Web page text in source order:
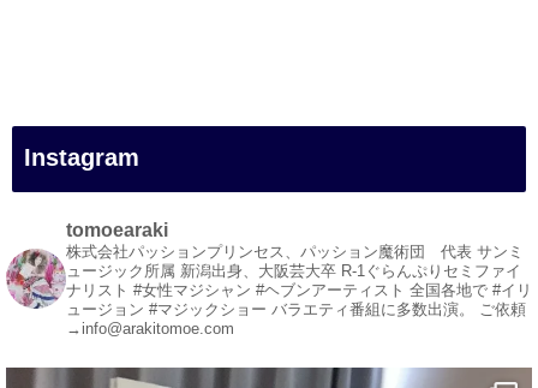
#白浜町
#変面ショー
#イベント
#宴会
#余興
1 5 X
Instagram
tomoearaki
株式会社パッションプリンセス、パッション魔術団 代表 サンミ
ュージック所属 新潟出身、大阪芸大卒 R-1ぐらんぷりセミファイ
ナリスト #女性マジシャン #ヘブンアーティスト 全国各地で #イリ
ュージョン #マジックショー バラエティ番組に多数出演。 ご依頼
→info@arakitomoe.com